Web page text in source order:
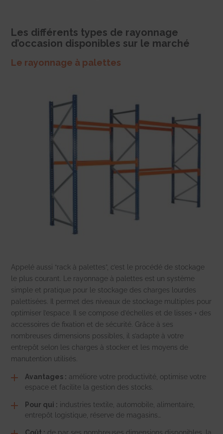
Les différents types de rayonnage
d’occasion disponibles sur le marché
Le rayonnage à palettes
Appelé aussi “rack à palettes”, c’est le procédé de stockage
le plus courant. Le rayonnage à palettes est un système
simple et pratique pour le stockage des charges lourdes
palettisées. Il permet des niveaux de stockage multiples pour
optimiser l’espace. Il se compose d’échelles et de lisses + des
accessoires de fixation et de sécurité. Grâce à ses
nombreuses dimensions possibles, il s’adapte à votre
entrepôt selon les charges à stocker et les moyens de
manutention utilisés.
Avantages : améliore votre productivité, optimise votre
espace et facilite la gestion des stocks.
Pour qui : industries textile, automobile, alimentaire,
entrepôt logistique, réserve de magasins…